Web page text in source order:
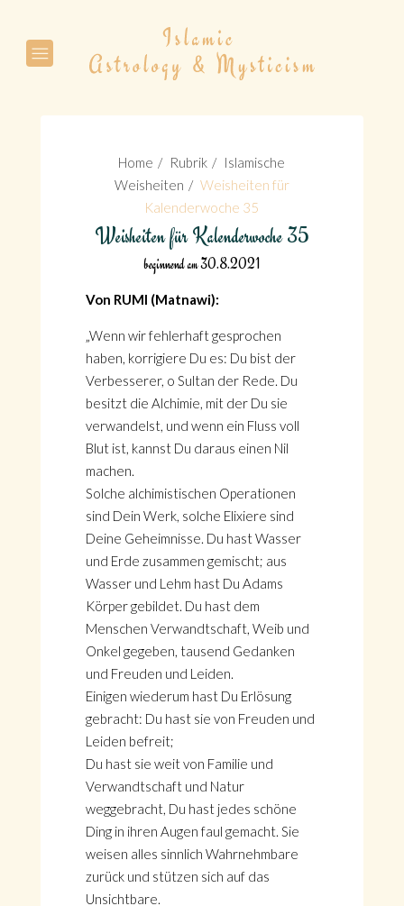
Home Rubrik
Islamische
Weisheiten
Weisheiten für
Kalenderwoche 35
Weisheiten für Kalenderwoche 35
beginnend am 30.8.2021
Von RUMI (Matnawi):
„Wenn wir fehlerhaft gesprochen
haben, korrigiere Du es: Du bist der
Verbesserer, o Sultan der Rede. Du
besitzt die Alchimie, mit der Du sie
verwandelst, und wenn ein Fluss voll
Blut ist, kannst Du daraus einen Nil
machen.
Solche alchimistischen Operationen
sind Dein Werk, solche Elixiere sind
Deine Geheimnisse. Du hast Wasser
und Erde zusammen gemischt; aus
Wasser und Lehm hast Du Adams
Körper gebildet. Du hast dem
Menschen Verwandtschaft, Weib und
Onkel gegeben, tausend Gedanken
und Freuden und Leiden.
Einigen wiederum hast Du Erlösung
gebracht: Du hast sie von Freuden und
Leiden befreit;
Du hast sie weit von Familie und
Verwandtschaft und Natur
weggebracht, Du hast jedes schöne
Ding in ihren Augen faul gemacht. Sie
weisen alles sinnlich Wahrnehmbare
zurück und stützen sich auf das
Unsichtbare.